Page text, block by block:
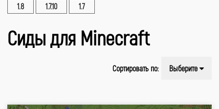
1.8 1.7.10 1.7
Сиды для Minecraft
Сортировать по: Выберите